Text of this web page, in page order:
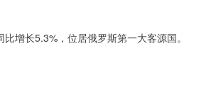
增长5.3%，位居俄罗斯第一大客源国。